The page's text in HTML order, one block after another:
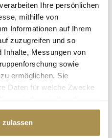
verarbeiten Ihre persönlichen
mithilfe von
Informationen auf Ihrem
zuzugreifen und so
Inhalte, Messungen von
sowie
ermöglichen. Sie
Daten für welche Zwecke
Klicken auf das Privacy
zulassen